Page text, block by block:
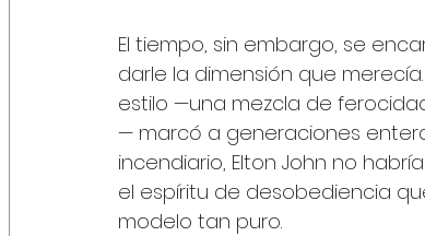
El tiempo, sin embargo, se
darle la dimensión que merecía.
estilo —una mezcla de
— marcó a generaciones
incendiario, Elton John no
el espíritu de desobediencia
modelo tan puro.